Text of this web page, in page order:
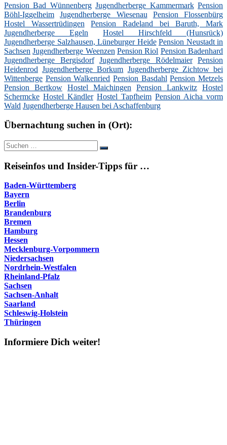
Pension Bad Wünnenberg Jugendherberge Kammermark Pension
Böhl-Iggelheim
Jugendherberge Wiesenau
Pension Flossenbürg
Hostel Wassertrüdingen
Pension Radeland bei Baruth, Mark
Jugendherberge Egeln
Hostel Hirschfeld (Hunsrück)
Jugendherberge Salzhausen, Lüneburger Heide Pension Neustadt in
Sachsen Jugendherberge Weenzen Pension Riol Pension Badenhard
Jugendherberge Bergisdorf
Jugendherberge Rödelmaier
Pension
Heidenrod Jugendherberge Borkum Jugendherberge Zichtow bei
Wittenberge Pension Walkenried Pension Basdahl Pension Metzels
Pension Bertkow Hostel Maichingen Pension Lankwitz Hostel
Schermcke Hostel Kändler Hostel Tapfheim Pension Aicha vorm
Wald Jugendherberge Hausen bei Aschaffenburg
Übernachtung suchen in (Ort):
Suche
nach:
Suchen
Reiseinfos und Insider-Tipps für …
Baden-Württemberg
Bayern
Berlin
Brandenburg
Bremen
Hamburg
Hessen
Mecklenburg-Vorpommern
Niedersachsen
Nordrhein-Westfalen
Rheinland-Pfalz
Sachsen
Sachsen-Anhalt
Saarland
Schleswig-Holstein
Thüringen
Informiere Dich weiter!